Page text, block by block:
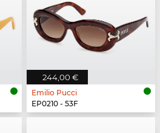
244,00 €
Emilio Pucci
EP0210 - 53F